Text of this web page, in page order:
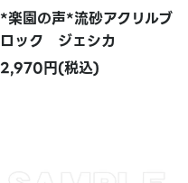
*楽園の声*流砂アクリルブ
ロック ジェシカ
2,970円(税込)